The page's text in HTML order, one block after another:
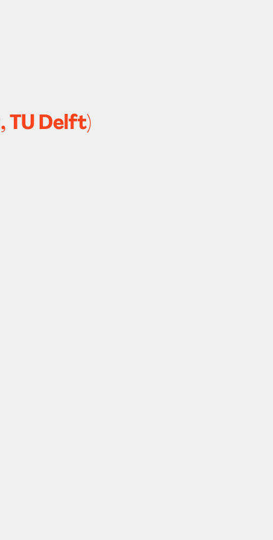
TU Delft)